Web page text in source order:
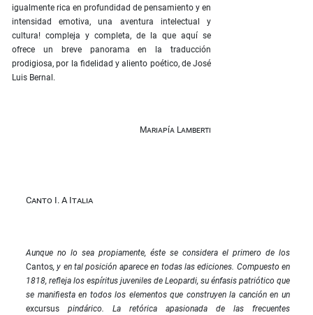
igualmente rica en profundidad de pensamiento y en
intensidad emotiva, una aventura intelectual y
cultura! compleja y completa, de la que aquí se
ofrece un breve panorama en la traducción
prodigiosa, por la fidelidad y aliento poético, de José
Luis Bernal.
Mariapía Lamberti
Canto I. A Italia
Aunque no lo sea propiamente, éste se considera el primero de los
Cantos, y en tal posición aparece en todas las ediciones. Compuesto en
1818, refleja los espíritus juveniles de Leopardi, su énfasis patriótico que
se manifiesta en todos los elementos que construyen la canción en un
excursus pindárico. La retórica apasionada de las frecuentes